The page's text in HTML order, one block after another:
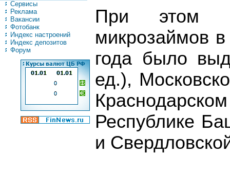
Сервисы
Реклама
Вакансии
Фотобанк
Индекс настроений
Индекс депозитов
Форум
При этом
микрозаймов
года было
ед.),
Республике
и